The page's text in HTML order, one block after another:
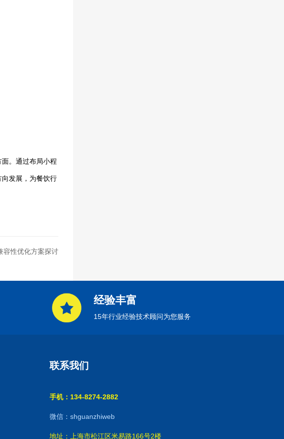
。通过布局小程
发展，为餐饮行
容性优化方案探讨
经验丰富
15年行业经验技术顾问为您服务
联系我们
手机：134-8274-2882
微信：shguanzhiweb
地址：上海市松江区米易路166号2楼